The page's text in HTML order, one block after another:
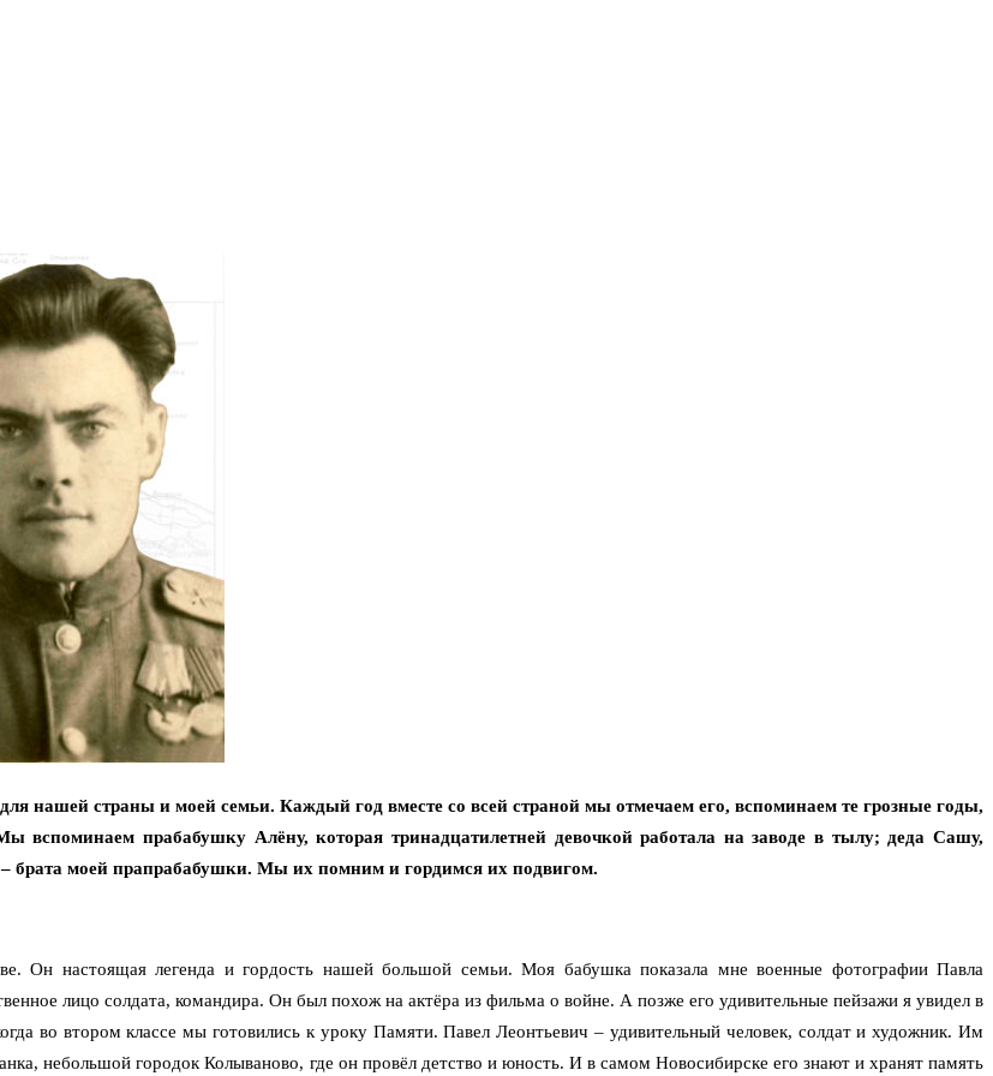
нашей страны и моей семьи. Каждый год вместе со всей страной мы отмечаем его, вспоминаем те грозные годы,
прабабушку Алёну, которая тринадцатилетней девочкой работала на заводе в тылу; деда Сашу,
брата моей прапрабабушки. Мы их помним и гордимся их подвигом.
Он настоящая легенда и гордость нашей большой семьи. Моя бабушка показала мне военные фотографии Павла
лицо солдата, командира. Он был похож на актёра из фильма о войне. А позже его удивительные пейзажи я увидел в
во втором классе мы готовились к уроку Памяти. Павел Леонтьевич – удивительный человек, солдат и художник. Им
небольшой городок Колываново, где он провёл детство и юность. И в самом Новосибирске его знают и хранят память